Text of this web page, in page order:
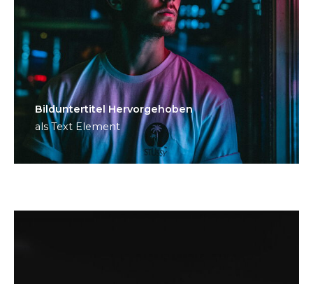
Bild­unter­titel Hervorgehoben
als Text Element